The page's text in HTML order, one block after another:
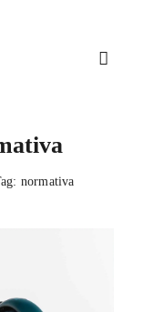
normativa